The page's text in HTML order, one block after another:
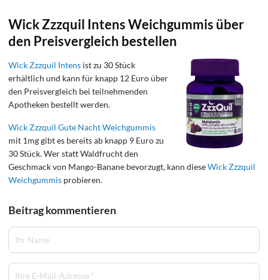
Wick Zzzquil Intens Weichgummis über
den Preisvergleich bestellen
Wick Zzzquil Intens ist zu 30 Stück
erhältlich und kann für knapp 12 Euro über
den Preisvergleich bei teilnehmenden
Apotheken bestellt werden.
Wick Zzzquil Gute Nacht Weichgummis
mit 1mg gibt es bereits ab knapp 9 Euro zu
30 Stück. Wer statt Waldfrucht den
Geschmack von Mango-Banane bevorzugt, kann dieseWick Zzzquil
Weichgummis probieren.
Beitrag kommentieren